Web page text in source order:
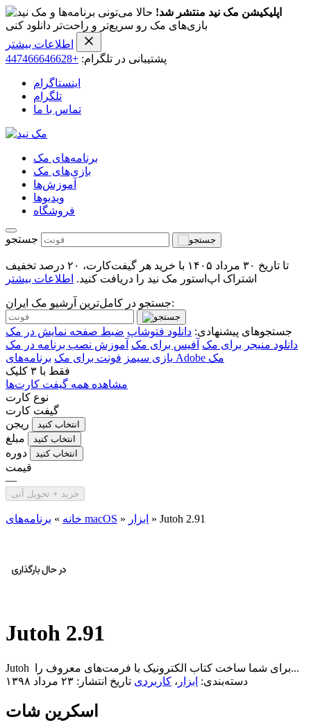
اپلیکیشن مک نید منتشر شد! حالا می‌تونی برنامه‌ها و
بازی‌های مک رو سریع‌تر و راحت‌تر دانلود کنی
اطلاعات بیشتر
پشتیبانی در تلگرام: +447466646628
اینستاگرام
تلگرام
تماس با ما
برنامه‌های مک
بازی‌های مک
آموزش‌ها
ویدیو‌ها
فروشگاه
جستجو
تا تاریخ ۳۰ مرداد ۱۴۰۵ با خرید هر گیفت‌کارت، ۲۰ درصد تخفیف
اشتراک اپ‌استور مک نید را دریافت کنید. اطلاعات بیشتر
جستجو در کامل‌ترین آرشیو مک ایران:
جستجوهای پیشنهادی: دانلود فتوشاپ ضبط صفحه نمایش در مک
دانلود منیجر برای مک آفیس برای مک آموزش نصب برنامه در مک
بازی سیمز فونت برای مک
برنامه‌های Adobe مک
فقط با ۳ کلیک
مشاهده همه گیفت کارت‌ها
نوع کارت
گیفت کارت
ریجن
انتخاب کنید
مبلغ انتخاب کنید
دوره انتخاب کنید
قیمت
—
خرید + تحویل آنی
خانه » برنامه‌های macOS » ابزار » Jutoh 2.91
Jutoh 2.91
Jutoh برای شما ساخت کتاب الکترونیک با فرمت‌های معروف را...
دسته‌بندی: ابزار ، کاربردی تاریخ انتشار: ۲۳ مرداد ۱۳۹۸
اسکرین شات